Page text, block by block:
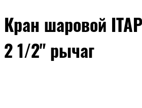
Кран шаровой
2 1/2" рычаг